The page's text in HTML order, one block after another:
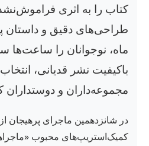
کتاب را به اثری
طراحی‌های دقیق و داستان
ماه، نوجوانان را
باکیفیت نشر قدیانی،
مجموعه‌داران و
در شانزدهمین ماجرای پرهیجان
کمیک‌استریپ‌های محبوب